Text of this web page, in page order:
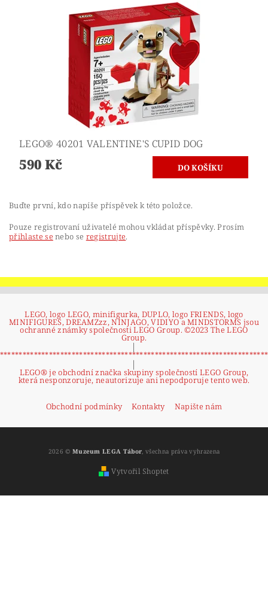
LEGO® 40201 VALENTINE'S CUPID DOG
590 Kč
Buďte první, kdo napíše příspěvek k této položce.
Pouze registrovaní uživatelé mohou vkládat příspěvky. Prosím
přihlaste se nebo se registrujte.
LEGO, logo LEGO, minifigurka, DUPLO, logo FRIENDS, logo
MINIFIGURES, DREAMZzz, NINJAGO, VIDIYO a MINDSTORMS jsou
ochranné známky společnosti LEGO Group. ©2023 The LEGO
Group.
|
|
LEGO® je obchodní značka skupiny společností LEGO Group,
která nesponzoruje, neautorizuje ani nepodporuje tento web.
Obchodní podmínky Kontakty Napište nám
2026 © Muzeum LEGA Tábor , všechna práva vyhrazena
Vytvořil Shoptet